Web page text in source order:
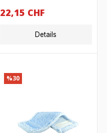
22,15 CHF
Details
%30